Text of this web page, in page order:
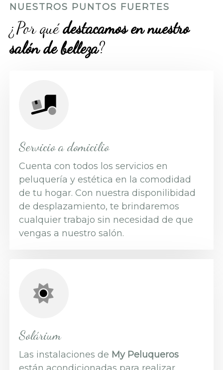
NUESTROS PUNTOS FUERTES
¿Por quédestacamos en nuestro
salón de belleza?
Servicio a domicilio
Cuenta con todos los servicios en
peluquería y estética en la comodidad
de tu hogar. Con nuestra disponilibidad
de desplazamiento, te brindaremos
cualquier trabajo sin necesidad de que
vengas a nuestro salón.
Solárium
Las instalaciones de My Peluqueros